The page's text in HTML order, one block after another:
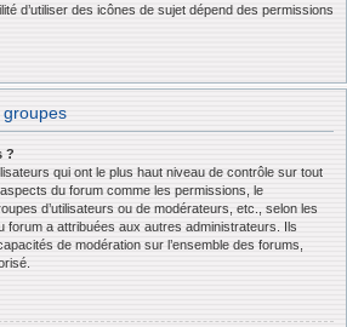
d’utiliser des icônes de sujet dépend des permissions
groupes
?
qui ont le plus haut niveau de contrôle sur tout
du forum comme les permissions, le
d’utilisateurs ou de modérateurs, etc., selon les
forum a attribuées aux autres administrateurs. Ils
de modération sur l’ensemble des forums,